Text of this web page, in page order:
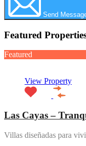
Send
Featured
Featured
View Property
Las Cayas –
Villas diseñadas para